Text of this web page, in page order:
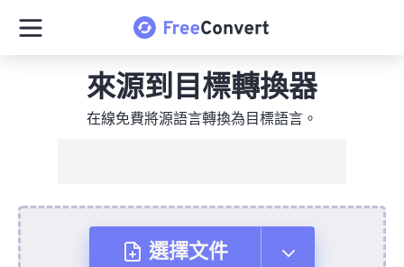
來源到目標轉換器
在線免費將源語言轉換為目標語言。
選擇文件